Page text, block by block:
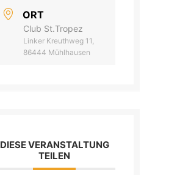
ORT
Club St.Tropez
Linker Kreuthweg 11,
86444 Mühlhausen
DIESE VERANSTALTUNG
TEILEN